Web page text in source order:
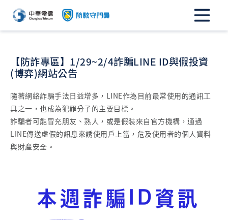
【防詐專區】1/29~2/4詐騙LINE ID與假投資
(博弈)網站公告
隨著網絡詐騙手法日益增多，LINE作為目前最常使用的通訊工
具之一，也成為犯罪分子的主要目標。
詐騙者可能冒充朋友、熟人，或是假裝來自官方機構，通過
LINE傳送虛假的訊息來誘使用戶上當，危及使用者的個人資料
與財產安全。